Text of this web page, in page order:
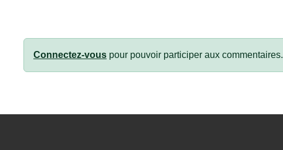
Connectez-vous pour pouvoir participer aux commentaires.